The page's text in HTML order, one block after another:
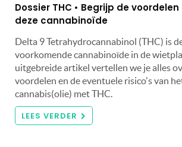
Dossier THC • Begrijp de voordelen
deze cannabinoïde
Delta 9 Tetrahydrocannabinol (THC) is
voorkomende cannabinoïde in de
uitgebreide artikel vertellen we je alles
voordelen en de eventuele risico's van
cannabis(olie) met THC.
LEES VERDER